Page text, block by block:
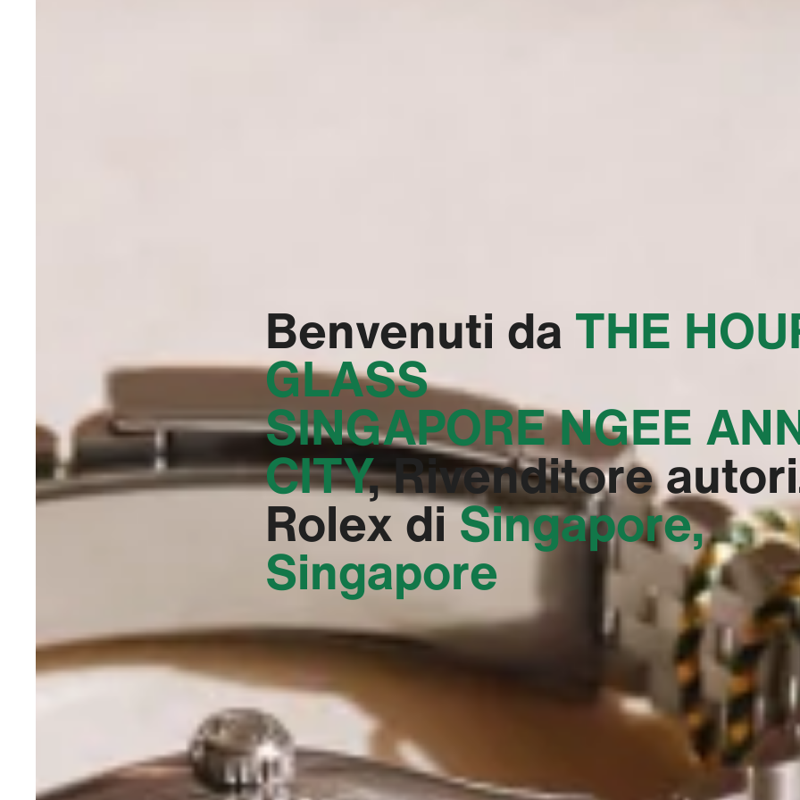
Benvenuti da ‭THE
GLASS
SINGAPORE NGEE
CITY‬, Rivenditore
Rolex diSingapore,
Singapore